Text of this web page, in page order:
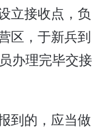
立接收点，负
区，于新兵到
办理完毕交接
到的，应当做